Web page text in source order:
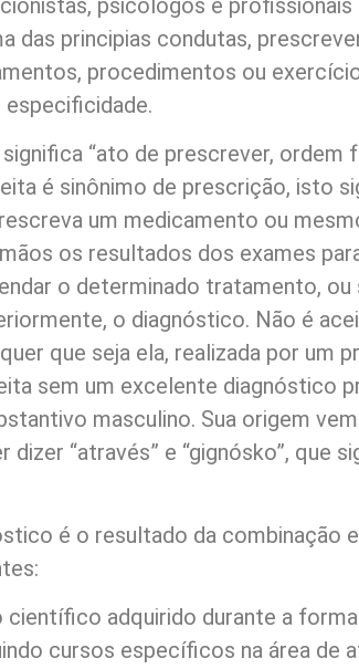
psicólogos e profissionais
das principias condutas,
procedimentos ou
especificidade.
“ato de prescrever, ordem
é sinônimo de prescrição, isto
um medicamento ou
os resultados dos exames
o determinado tratamento, ou
o diagnóstico. Não é
que seja ela, realizada por um
sem um excelente diagnóstico
masculino. Sua origem
dizer “através” e “gignósko”, que
é o resultado da combinação
científico adquirido durante a
cursos específicos na área de